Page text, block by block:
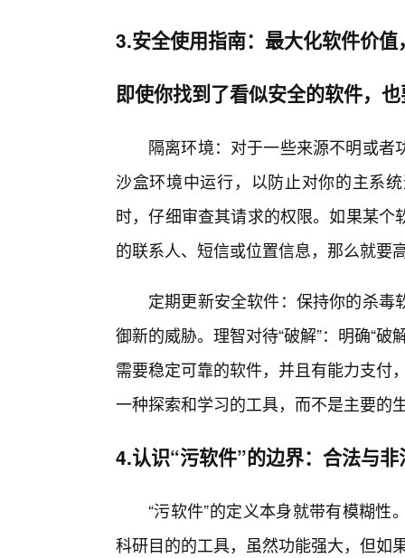
3.安全使用指南：最大化软件价
即使你找到了看似安全的软件，
隔离环境：对于一些来源不明或
沙盒环境中运行，以防止对你的主系
时，仔细审查其请求的权限。如果某
的联系人、短信或位置信息，那么就要
定期更新安全软件：保持你的杀
御新的威胁。理智对待“破解”：明确“
需要稳定可靠的软件，并且有能力支付
一种探索和学习的工具，而不是主要的
4.认识“污软件”的边界：合法与
“污软件”的定义本身就带有模糊
科研目的的工具，虽然功能强大，但如